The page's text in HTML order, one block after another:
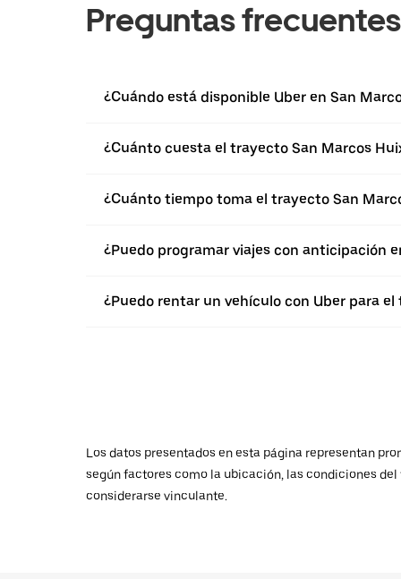
Preguntas frecuentes
¿Cuándo está disponible Uber en San
¿Cuánto cuesta el trayecto San Marcos
¿Cuánto tiempo toma el trayecto San
¿Puedo programar viajes con anticipación
¿Puedo rentar un vehículo con Uber para
Los datos presentados en esta página representan
según factores como la ubicación, las condiciones
considerarse vinculante.